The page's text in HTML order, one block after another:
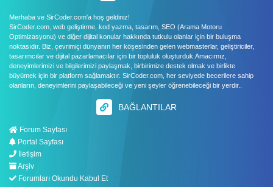
Merhaba ve SirCoder.com'a hoş geldiniz!
SirCoder.com, web geliştirme, kod yazma, tasarım, SEO (Arama Motoru
Optimizasyonu) ve diğer dijital konular hakkında tutkulu olanlar için bir buluşma
noktasıdır. Biz, çevrimiçi dünyanın her köşesinden gelen webmasterlar, geliştiriciler,
tasarımcılar ve dijital pazarlamacılar için bir topluluk oluşturduk.Amacımız,
deneyimlerimizi ve bilgilerimizi paylaşmak, birbirimize destek olmak ve birlikte
büyümek için bir platform sağlamaktır. SirCoder.com, her seviyede becerilere sahip
olanların, deneyimlerini paylaşabileceği ve yeni şeyler öğrenebileceği bir yerdir..
BAĞLANTILAR
Forum Sayfası
Portal Sayfası
İletişim
Arşiv
Forumları Okundu Kabul Et